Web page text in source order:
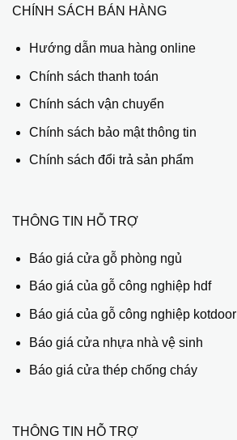
CHÍNH SÁCH BÁN HÀNG
Hướng dẫn mua hàng online
Chính sách thanh toán
Chính sách vận chuyển
Chính sách bảo mật thông tin
Chính sách đổi trả sản phẩm
THÔNG TIN HỖ TRỢ
Báo giá cửa gỗ phòng ngủ
Báo giá của gỗ công nghiệp hdf
Báo giá của gỗ công nghiệp kotdoor
Báo giá cửa nhựa nhà vệ sinh
Báo giá cửa thép chống cháy
THÔNG TIN HỖ TRỢ